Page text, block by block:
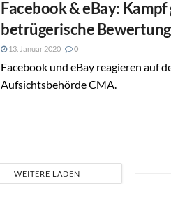
Facebook & eBay: Kampf
betrügerische
13. Januar 2020 0
Facebook und eBay reagieren auf
Aufsichtsbehörde CMA.
WEITERE LADEN